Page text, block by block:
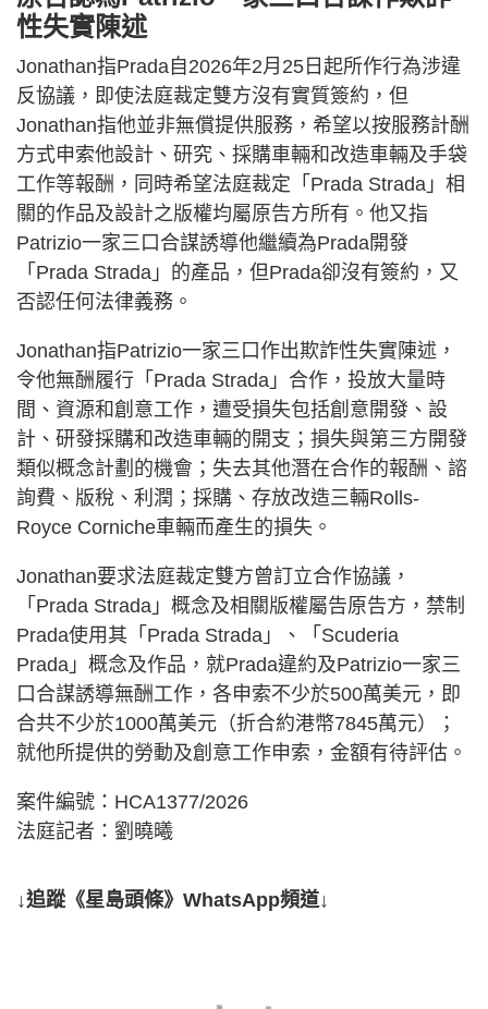
性失實陳述
Jonathan指Prada自2026年2月25日起所作行為涉違
反協議，即使法庭裁定雙方沒有實質簽約，但
Jonathan指他並非無償提供服務，希望以按服務計酬
方式申索他設計、研究、採購車輛和改造車輛及手袋
工作等報酬，同時希望法庭裁定「Prada Strada」相
關的作品及設計之版權均屬原告方所有。他又指
Patrizio一家三口合謀誘導他繼續為Prada開發
「Prada Strada」的產品，但Prada卻沒有簽約，又
否認任何法律義務。
Jonathan指Patrizio一家三口作出欺詐性失實陳述，
令他無酬履行「Prada Strada」合作，投放大量時
間、資源和創意工作，遭受損失包括創意開發、設
計、研發採購和改造車輛的開支；損失與第三方開發
類似概念計劃的機會；失去其他潛在合作的報酬、諮
詢費、版稅、利潤；採購、存放改造三輛Rolls-
Royce Corniche車輛而產生的損失。
Jonathan要求法庭裁定雙方曾訂立合作協議，
「Prada Strada」概念及相關版權屬告原告方，禁制
Prada使用其「Prada Strada」、「Scuderia
Prada」概念及作品，就Prada違約及Patrizio一家三
口合謀誘導無酬工作，各申索不少於500萬美元，即
合共不少於1000萬美元（折合約港幣7845萬元）；
就他所提供的勞動及創意工作申索，金額有待評估。
案件編號：HCA1377/2026
法庭記者：劉曉曦
↓追蹤《星島頭條》WhatsApp頻道↓